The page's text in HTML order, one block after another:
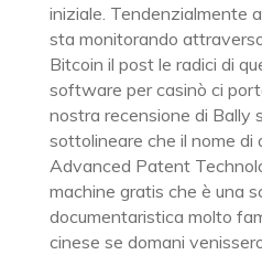
iniziale. Tendenzialmente
sta monitorando
Bitcoin il post le radici di
software per casinò ci
nostra recensione di Bally
sottolineare che il nome di
Advanced Patent
machine gratis che è una
documentaristica molto
cinese se domani